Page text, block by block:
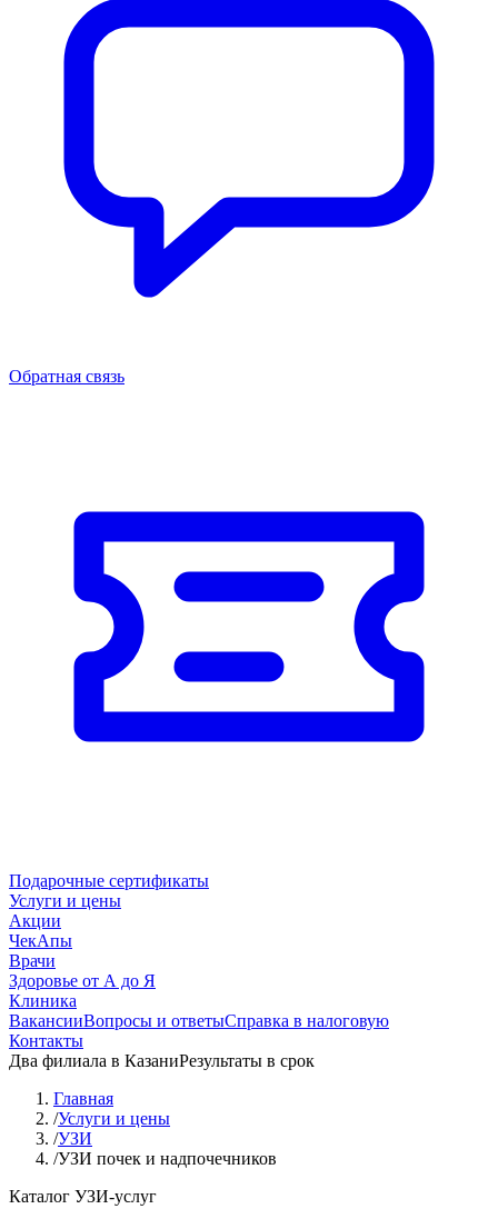
Обратная связь
Подарочные сертификаты
Услуги и цены
Акции
ЧекАпы
Врачи
Здоровье от А до Я
Клиника
ВакансииВопросы и ответыСправка в налоговую
Контакты
Два филиала в КазаниРезультаты в срок
Главная
/Услуги и цены
/УЗИ
/УЗИ почек и надпочечников
Каталог УЗИ-услуг